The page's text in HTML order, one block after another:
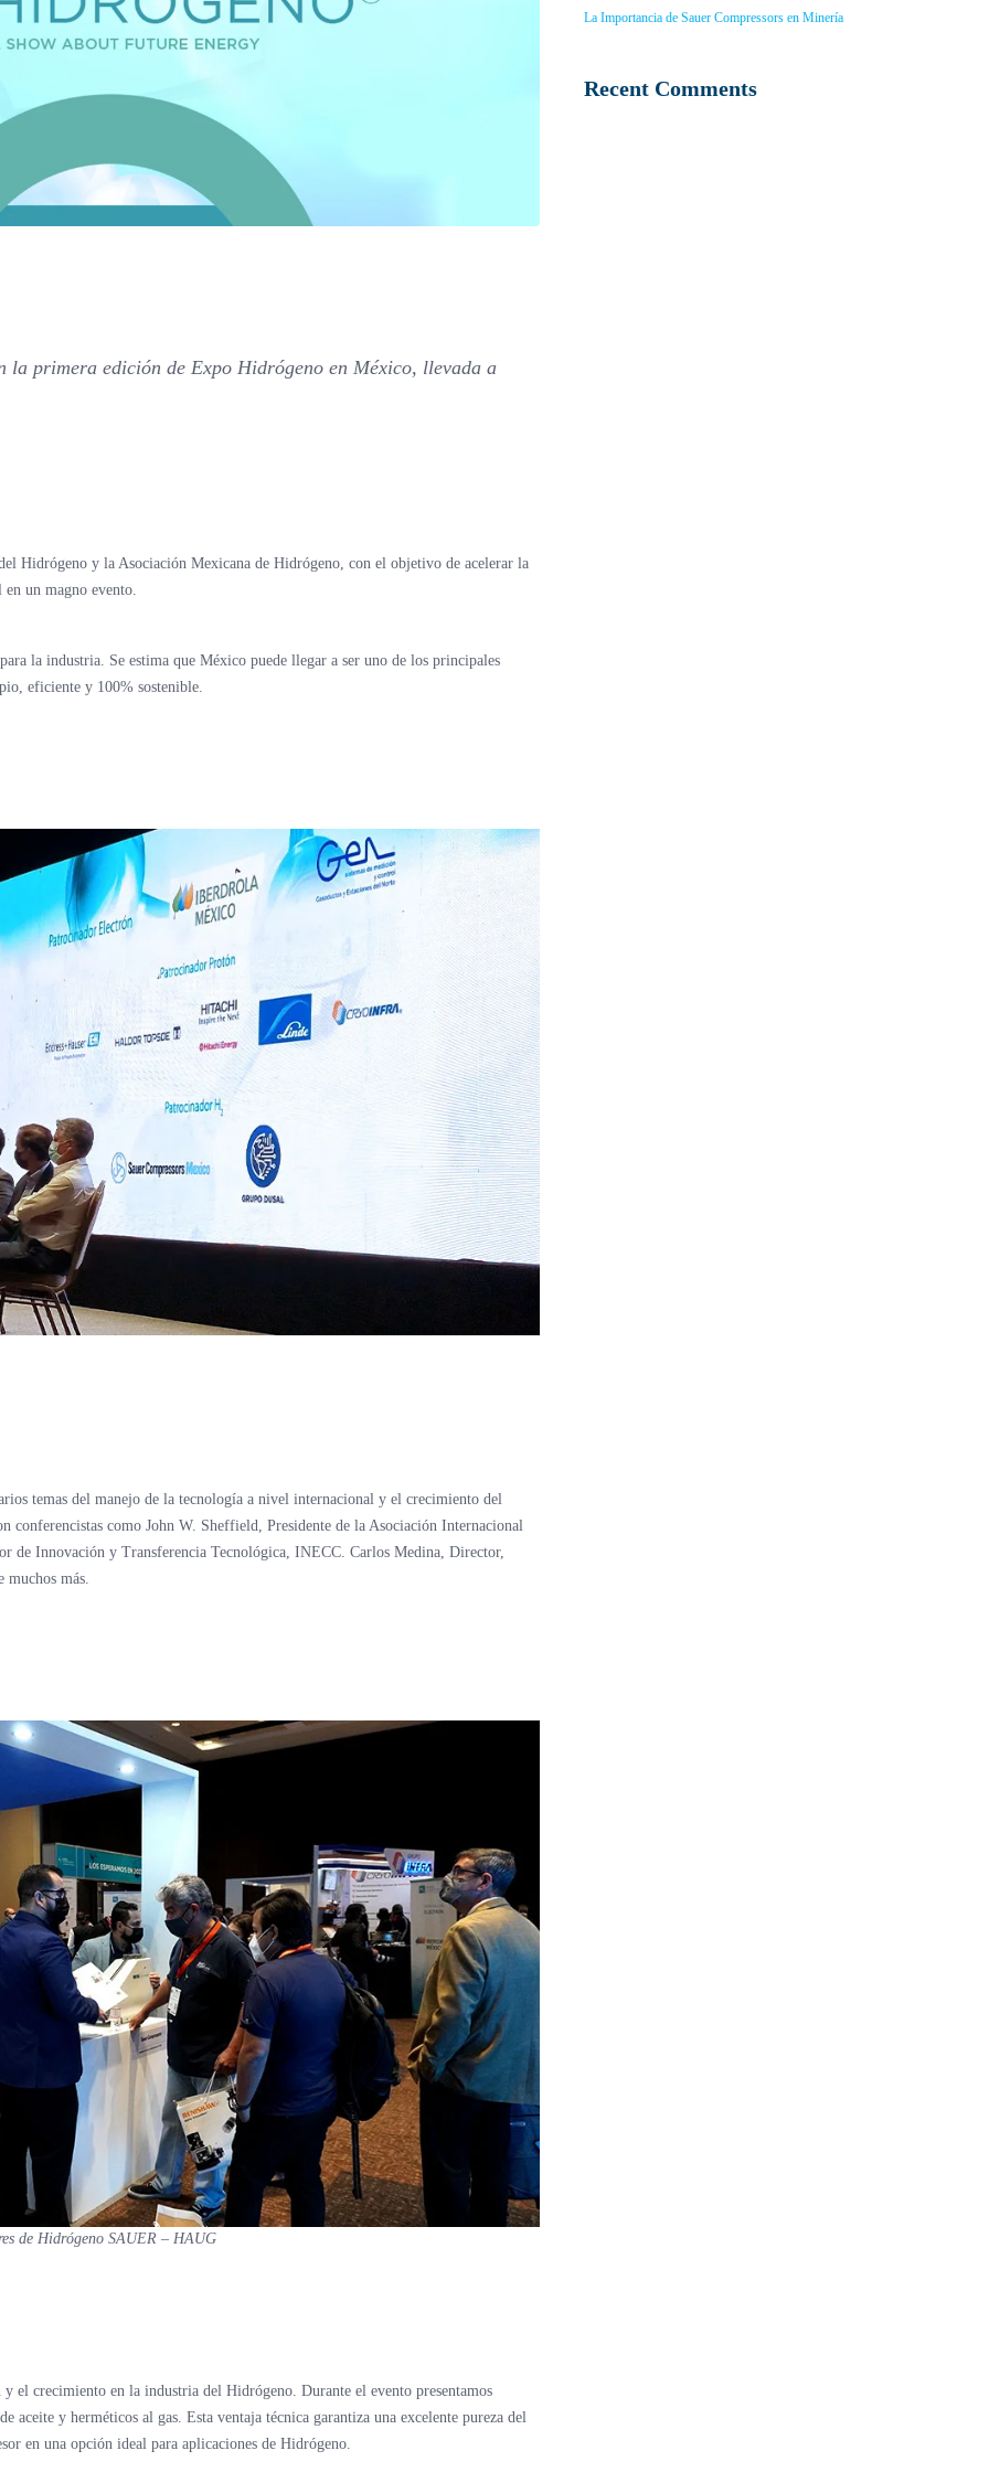
la primera edición de Expo Hidrógeno en México, llevada a
Hidrógeno y la Asociación Mexicana de Hidrógeno, con el objetivo de acelerar la
un magno evento.
la industria. Se estima que México puede llegar a ser uno de los principales
eficiente y 100% sostenible.
temas del manejo de la tecnología a nivel internacional y el crecimiento del
conferencistas como John W. Sheffield, Presidente de la Asociación Internacional
de Innovación y Transferencia Tecnológica, INECC. Carlos Medina, Director,
más.
de Hidrógeno SAUER – HAUG
el crecimiento en la industria del Hidrógeno. Durante el evento presentamos
aceite y herméticos al gas. Esta ventaja técnica garantiza una excelente pureza del
en una opción ideal para aplicaciones de Hidrógeno.
La Importancia de Sauer Compressors en Minería
Recent Comments